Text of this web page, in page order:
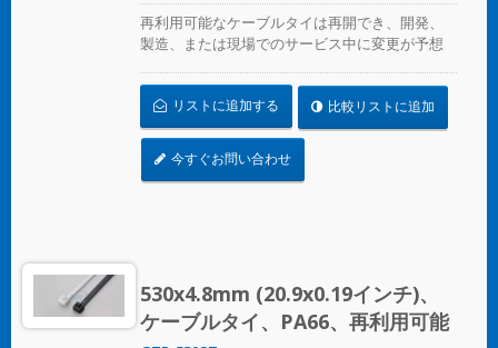
再利用可能なケーブルタイは再開でき、開発、
製造、または現場でのサービス中に変更が予想
に最適です。ULプレンム評価を受けており、環
境空気の交換に最適な空気処理スペースに適し
ています。
リストに追加する 比較リストに追加
今すぐお問い合わせ
530x4.8mm (20.9x0.19インチ)、
ケーブルタイ、PA66、再利用可能